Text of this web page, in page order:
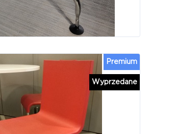
Wyprzedane
Premium